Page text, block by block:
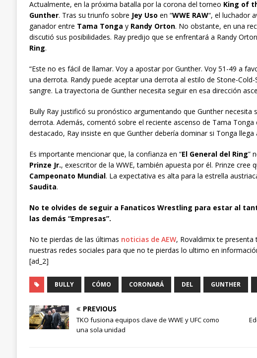
Actualmente, en la próxima batalla por la corona del torneo King of
Gunther. Tras su triunfo sobre Jey Uso en “WWE RAW“, el luchador
ganador entre Tama Tonga y Randy Orton. No obstante, en una
discutió sus posibilidades. Ray predijo que se enfrentará a Randy
Ring.
“Este no es fácil de llamar. Voy a apostar por Gunther. Voy 51-49 a
una derrota. Randy puede aceptar una derrota al estilo de Stone-
sangre. La trayectoria de Gunther necesita seguir en esa dirección
Bully Ray justificó su pronóstico argumentando que Gunther necesita
derrota. Además, comentó sobre el reciente ascenso de Tama Tonga
destacado, Ray insiste en que Gunther debería dominar si Tonga llega
Es importante mencionar que, la confianza en “El General del Ring”
Prinze Jr., exescritor de la WWE, también apuesta por él. Prinze
Campeonato Mundial. La expectativa es alta para la estrella
Saudita.
No te olvides de seguir a Fanaticos Wrestling para estar al
las demás “Empresas”.
No te pierdas de las últimas noticias de AEW, Rovaldimix te
nuestras redes sociales para que no te pierdas lo ultimo en
[ad_2]
BULLY CÓMO CORONARÁ DEL GUNTHER
PREVIOUS
TKO fusiona equipos clave de WWE y UFC como
una sola unidad